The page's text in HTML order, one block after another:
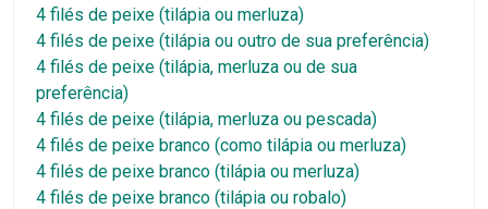
4 filés de peixe (tilápia ou merluza)
4 filés de peixe (tilápia ou outro de sua preferência)
4 filés de peixe (tilápia, merluza ou de sua
preferência)
4 filés de peixe (tilápia, merluza ou pescada)
4 filés de peixe branco (como tilápia ou merluza)
4 filés de peixe branco (tilápia ou merluza)
4 filés de peixe branco (tilápia ou robalo)